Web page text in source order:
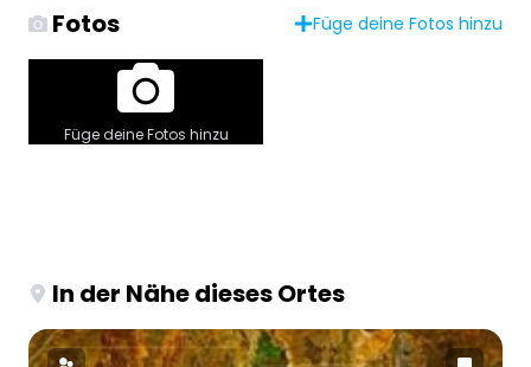
Fotos Füge deine Fotos hinzu
Füge deine Fotos hinzu
In der Nähe dieses Ortes